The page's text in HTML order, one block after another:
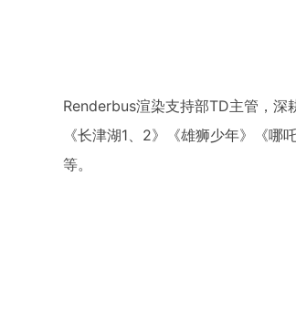
Renderbus渲染支持部TD主管，深
《长津湖1、2》《雄狮少年》《哪
等。